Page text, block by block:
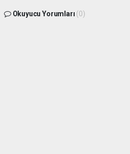
Okuyucu Yorumları (0)